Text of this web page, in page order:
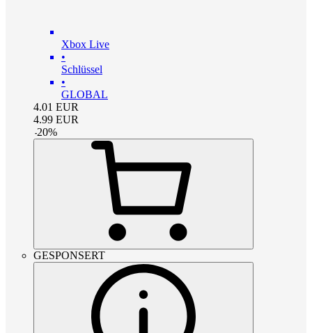
Xbox Live
•
Schlüssel
•
GLOBAL
4.01 EUR
4.99 EUR
-20%
GESPONSERT